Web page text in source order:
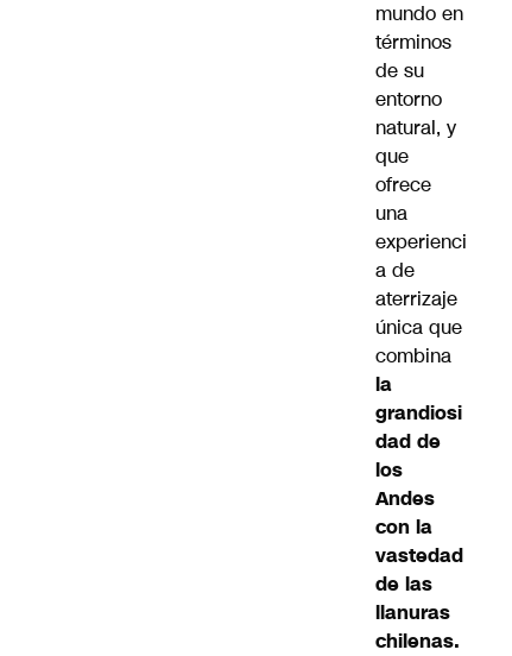
mundo en
términos
de su
entorno
natural, y
que
ofrece
una
experienci
a de
aterrizaje
única que
combina
la
grandiosi
dad de
los
Andes
con la
vastedad
de las
llanuras
chilenas.